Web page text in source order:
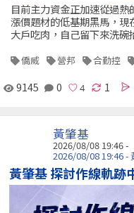
目前主力資金正加速從過
漲價題材的低基期黑馬，
大戶吃肉，自己留下來洗
僑威 營邦 合勤控
9145 0 1
黃肇基
2026/08/08 19:46 -
2026/08/08 19:46 -
黃肇基 探討作線軌跡